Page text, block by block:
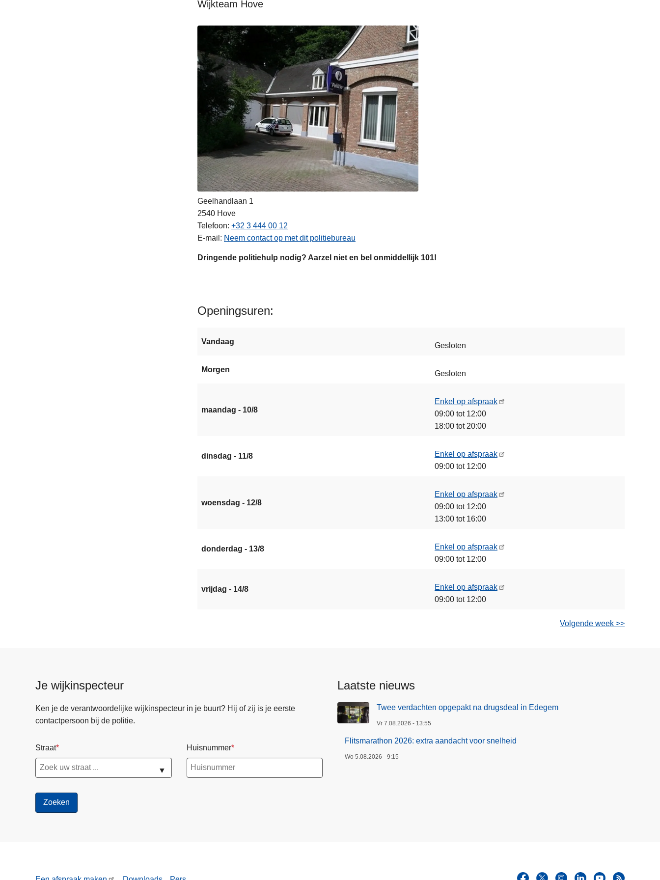
Wijkteam Hove
Geelhandlaan 1
2540 Hove
Telefoon +32 3 444 00 12
E-mail
Neem contact op met dit politiebureau
Dringende politiehulp nodig? Aarzel niet en bel onmiddellijk 101!
Openingsuren
Vandaag Gesloten
Morgen Gesloten
maandag - 10/8
Enkel op afspraak
09:00 tot 12:00
18:00 tot 20:00
dinsdag - 11/8
Enkel op afspraak
09:00 tot 12:00
woensdag - 12/8
Enkel op afspraak
09:00 tot 12:00
13:00 tot 16:00
donderdag - 13/8
Enkel op afspraak
09:00 tot 12:00
vrijdag - 14/8
Enkel op afspraak
09:00 tot 12:00
Volgende week >>
Je wijkinspecteur
Ken je de verantwoordelijke wijkinspecteur in je buurt? Hij of zij is je eerste
contactpersoon bij de politie.
Straat
▼
Huisnummer
Laatste nieuws
Twee verdachten opgepakt na drugsdeal in Edegem
Vr 7.08.2026 - 13:55
Flitsmarathon 2026: extra aandacht voor snelheid
Wo 5.08.2026 - 9:15